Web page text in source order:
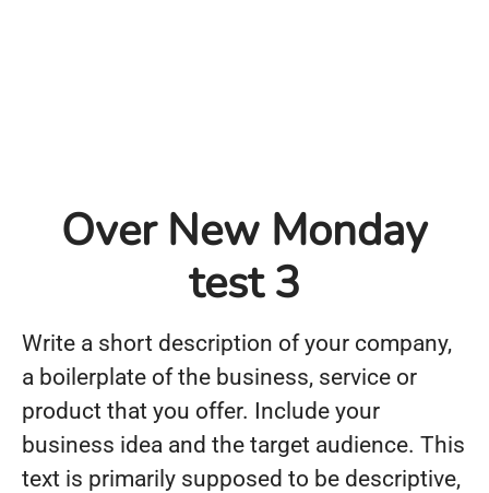
Over New Monday
test 3
Write a short description of your company,
a boilerplate of the business, service or
product that you offer. Include your
business idea and the target audience. This
text is primarily supposed to be descriptive,